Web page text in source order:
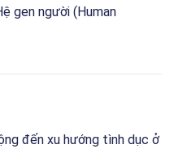
gen người (Human
đến xu hướng tình dục ở